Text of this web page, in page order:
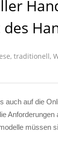
, traditionell,
auch auf die
Anforderungen
müssen